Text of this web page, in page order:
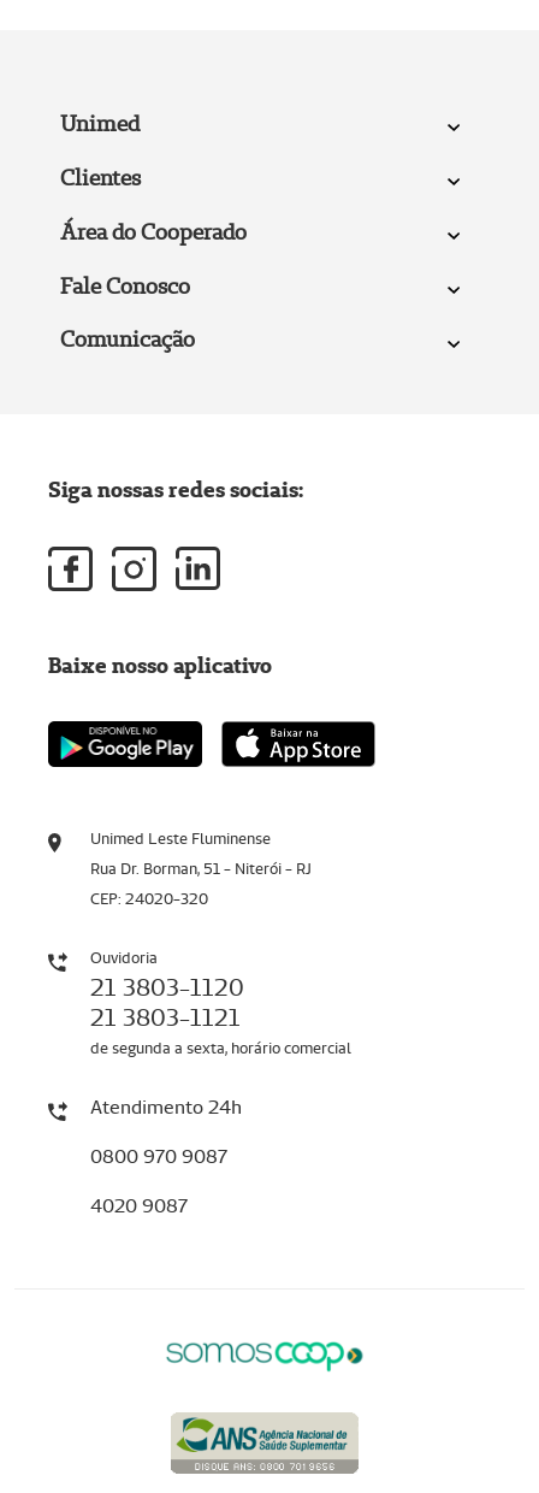
Unimed
Clientes
Área do Cooperado
Fale Conosco
Comunicação
Unimed Leste Fluminense
Rua Dr. Borman, 51 - Niterói - RJ
CEP: 24020-320
Ouvidoria
21 3803-1120
21 3803-1121
de segunda a sexta, horário comercial
Atendimento 24h
0800 970 9087
4020 9087
Siga nossas redes sociais:
Baixe nosso aplicativo